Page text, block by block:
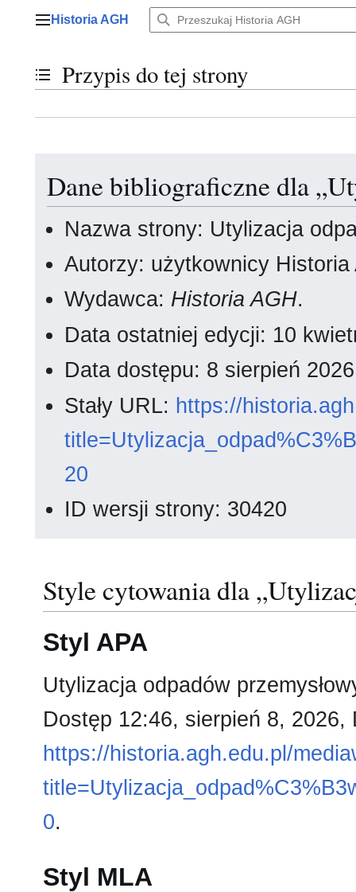
Menu główne
Historia AGH
Przełącz stan spisu treści
Przypis do tej strony
Dane bibliograficzne dla
Nazwa strony: Utylizacja
Autorzy: użytkownicy Historia
Wydawca: Historia AGH.
Data ostatniej edycji: 10
Data dostępu: 8 sierpień
Stały URL: https://
20
ID wersji strony: 30420
Style cytowania dla
Styl APA
Utylizacja odpadów
Dostęp 12:46, sierpień 8,
https://historia.agh.edu.pl/
0.
Styl MLA